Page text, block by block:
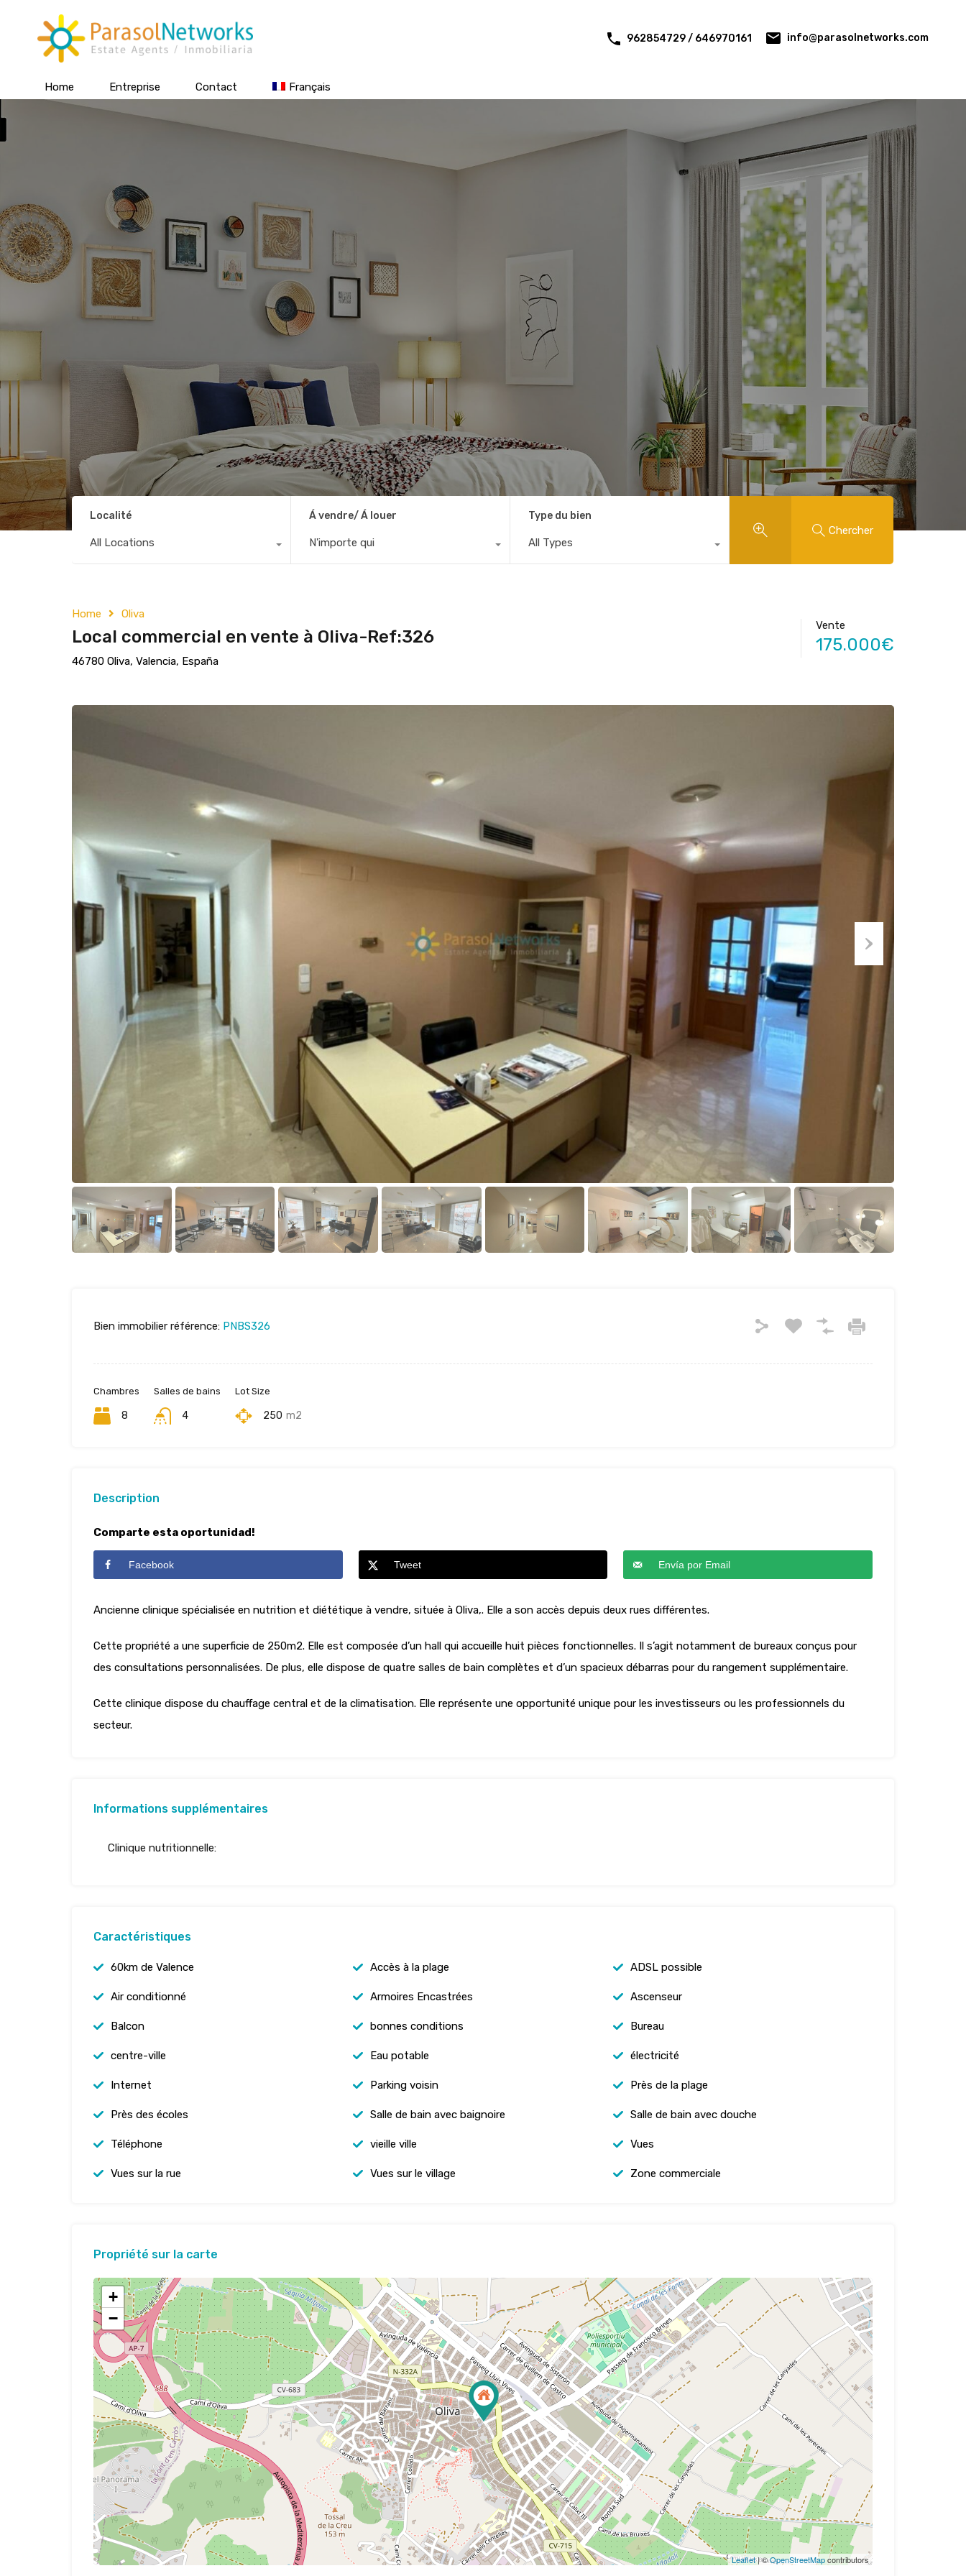
962854729 / 646970161 info@parasolnetworks.com
Home Entreprise Contact Français
Localité
All Locations
Á vendre/ Á louer
N'importe qui
Type du bien
All Types
Chercher
Home Oliva
Local commercial en vente à Oliva-Ref:326
46780 Oliva, Valencia, España
Vente
175.000€
Bien immobilier référence: PNBS326
Chambres
8
Salles de bains
4
Lot Size
250 m2
Description
Comparte esta oportunidad!
Facebook Tweet Envía por Email
Ancienne clinique spécialisée en nutrition et diététique à vendre, située à Oliva,. Elle a son accès depuis deux rues différentes.
Cette propriété a une superficie de 250m2. Elle est composée d’un hall qui accueille huit pièces fonctionnelles. Il s’agit notamment de bureaux conçus pour
des consultations personnalisées. De plus, elle dispose de quatre salles de bain complètes et d’un spacieux débarras pour du rangement supplémentaire.
Cette clinique dispose du chauffage central et de la climatisation. Elle représente une opportunité unique pour les investisseurs ou les professionnels du
secteur.
Informations supplémentaires
Clinique nutritionnelle:
Caractéristiques
60km de Valence Accès à la plage ADSL possible
Air conditionné Armoires Encastrées Ascenseur
Balcon bonnes conditions Bureau
centre-ville Eau potable électricité
Internet Parking voisin Près de la plage
Près des écoles Salle de bain avec baignoire Salle de bain avec douche
Téléphone vieille ville Vues
Vues sur la rue Vues sur le village Zone commerciale
Propriété sur la carte
+
−
Leaflet| ©OpenStreetMapcontributors